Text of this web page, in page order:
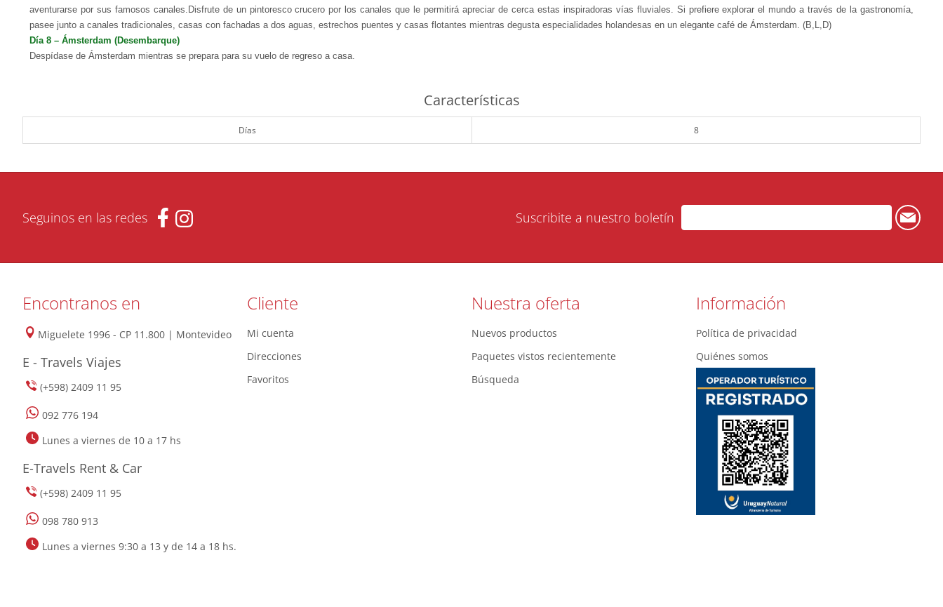
aventurarse por sus famosos canales. Disfrute de un pintoresco crucero por los canales que le permitirá apreciar de cerca estas inspiradoras vías fluviales. Si prefiere explorar el mundo a través de la gastronomía,
pasee junto a canales tradicionales, casas con fachadas a dos aguas, estrechos puentes y casas flotantes mientras degusta especialidades holandesas en un elegante café de Ámsterdam. (B,L,D)
Día 8 – Ámsterdam (Desembarque)
Despídase de Ámsterdam mientras se prepara para su vuelo de regreso a casa.
Características
Días 8
Seguinos en las redes Suscribite a nuestro boletín
Encontranos en
Miguelete 1996 - CP 11.800 | Montevideo
E - Travels Viajes
(+598) 2409 11 95
092 776 194
Lunes a viernes de 10 a 17 hs
E-Travels Rent & Car
(+598) 2409 11 95
098 780 913
Lunes a viernes 9:30 a 13 y de 14 a 18 hs.
Cliente
Mi cuenta
Direcciones
Favoritos
Nuestra oferta
Nuevos productos
Paquetes vistos recientemente
Búsqueda
Información
Política de privacidad
Quiénes somos